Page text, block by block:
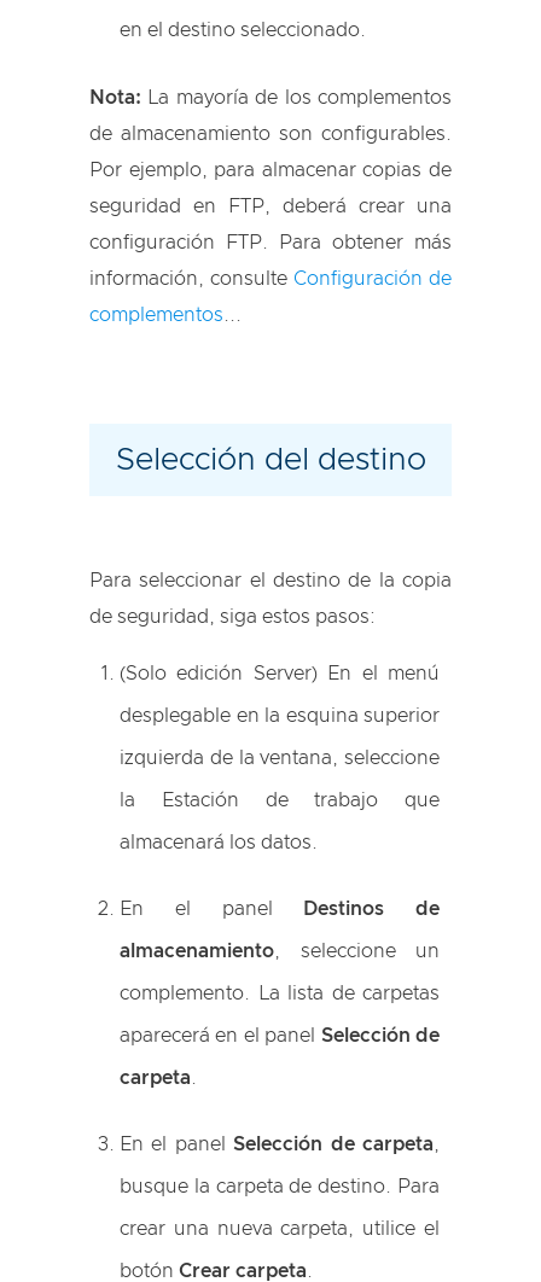
en el destino seleccionado.
Nota: La mayoría de los complementos
de almacenamiento son configurables.
Por ejemplo, para almacenar copias de
seguridad en FTP, deberá crear una
configuración FTP. Para obtener más
información, consulte Configuración de
complementos...
Selección del destino
Para seleccionar el destino de la copia
de seguridad, siga estos pasos:
(Solo edición Server) En el menú
desplegable en la esquina superior
izquierda de la ventana, seleccione
la Estación de trabajo que
almacenará los datos.
En el panel Destinos de
almacenamiento, seleccione un
complemento. La lista de carpetas
aparecerá en el panel Selección de
carpeta.
En el panel Selección de carpeta,
busque la carpeta de destino. Para
crear una nueva carpeta, utilice el
botón Crear carpeta.